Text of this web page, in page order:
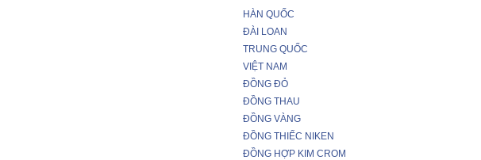
HÀN QUỐC
ĐÀI LOAN
TRUNG QUỐC
VIỆT NAM
ĐỒNG ĐỎ
ĐỒNG THAU
ĐỒNG VÀNG
ĐỒNG THIẾC NIKEN
ĐỒNG HỢP KIM CROM